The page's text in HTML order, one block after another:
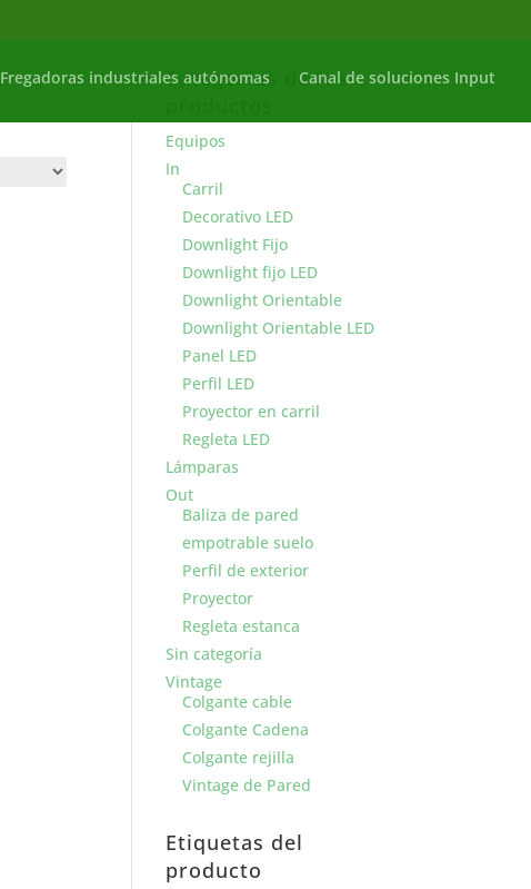
Fregadoras industriales autónomas Canal de soluciones Input
Categorías de los
Equipos
In
Carril
Decorativo LED
Downlight Fijo
Downlight fijo LED
Downlight Orientable
Downlight Orientable LED
Panel LED
Perfil LED
Proyector en carril
Regleta LED
Lámparas
Out
Baliza de pared
empotrable suelo
Perfil de exterior
Proyector
Regleta estanca
Sin categoría
Vintage
Colgante cable
Colgante Cadena
Colgante rejilla
Vintage de Pared
Etiquetas del
producto